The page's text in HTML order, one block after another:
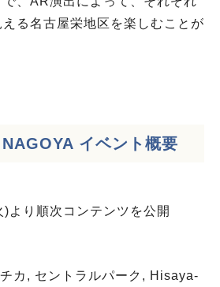
る名古屋栄地区を楽しむことが
イベント概要
より順次コンテンツを公開
カ, セントラルパーク, Hisaya-